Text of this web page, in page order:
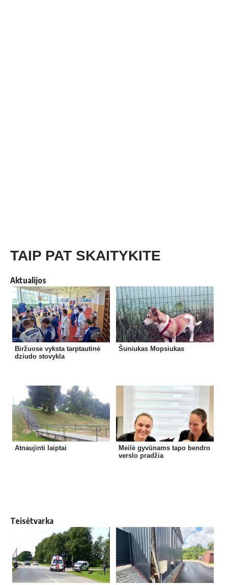
TAIP PAT SKAITYKITE
Aktualijos
Biržuose vyksta tarptautinė
dziudo stovykla
Šuniukas Mopsiukas
Atnaujinti laiptai
Meilė gyvūnams tapo bendro
verslo pradžia
Teisėtvarka